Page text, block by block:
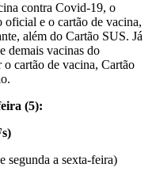
contra Covid-19, o
oficial e o cartão de vacina,
além do Cartão SUS. Já
demais vacinas do
cartão de vacina, Cartão
(5):
segunda a sexta-feira)